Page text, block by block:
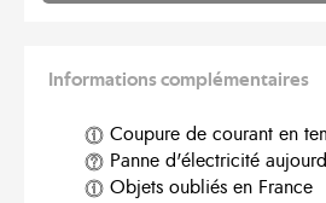
Informations complémentaires
Coupure de courant en
Panne d'électricité
Objets oubliés en France